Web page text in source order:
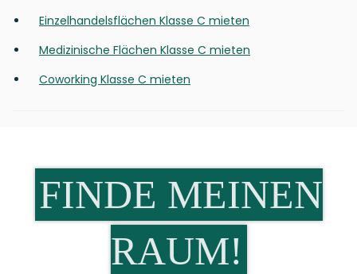
Einzelhandelsflächen Klasse C mieten
Medizinische Flächen Klasse C mieten
Coworking Klasse C mieten
FINDE MEINEN
RAUM!